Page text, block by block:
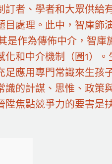
者、學者和大眾供給
處理。此中，智庫飾
作為傳佈中介，智庫
化和中介機制（圖1）
應用專門常識來生孩
的計謀、思惟、政策
焦點競爭力的要害是